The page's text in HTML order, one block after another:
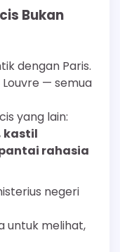
Bukan
dengan Paris.
— semua
yang lain:
kastil
rahasia
negeri
untuk melihat,